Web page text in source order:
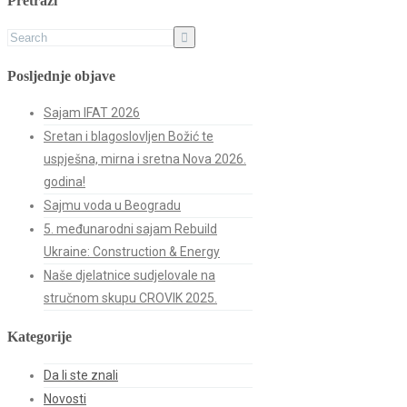
Posljednje objave
Sajam IFAT 2026
Sretan i blagoslovljen Božić te
uspješna, mirna i sretna Nova 2026.
godina!
Sajmu voda u Beogradu
5. međunarodni sajam Rebuild
Ukraine: Construction & Energy
Naše djelatnice sudjelovale na
stručnom skupu CROVIK 2025.
Kategorije
Da li ste znali
Novosti